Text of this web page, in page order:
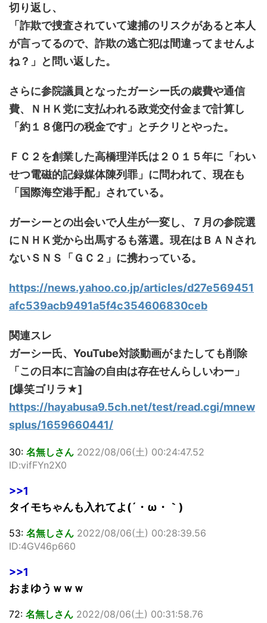
切り返し、
「詐欺で捜査されていて逮捕のリスクがあると本人
が言ってるので、詐欺の逃亡犯は間違ってませんよ
ね？」と問い返した。
さらに参院議員となったガーシー氏の歳費や通信
費、ＮＨＫ党に支払われる政党交付金まで計算し
「約１８億円の税金です」とチクリとやった。
ＦＣ２を創業した高橋理洋氏は２０１５年に「わい
せつ電磁的記録媒体陳列罪」に問われて、現在も
「国際海空港手配」されている。
ガーシーとの出会いで人生が一変し、７月の参院選
にＮＨＫ党から出馬するも落選。現在はＢＡＮされ
ないＳＮＳ「ＧＣ２」に携わっている。
https://news.yahoo.co.jp/articles/d27e569451
afc539acb9491a5f4c354606830ceb
関連スレ
ガーシー氏、YouTube対談動画がまたしても削除
「この日本に言論の自由は存在せんらしいわー」
[爆笑ゴリラ★]
https://hayabusa9.5ch.net/test/read.cgi/mnew
splus/1659660441/
30: 名無しさん 2022/08/06(土) 00:24:47.52
ID:vifFYn2X0
>>1
タイモちゃんも入れてよ(´・ω・｀)
53: 名無しさん 2022/08/06(土) 00:28:39.56
ID:4GV46p660
>>1
おまゆうｗｗｗ
72: 名無しさん 2022/08/06(土) 00:31:58.76